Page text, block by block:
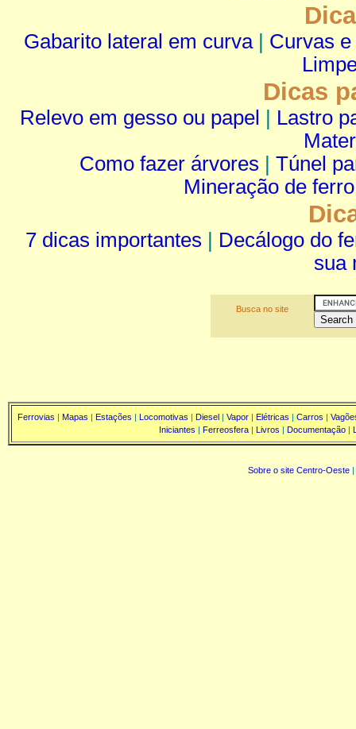
Gabarito lateral em curva| Curvas
Dicas
Relevo em gesso ou papel
Lastro
Como fazer árvores
Túnel
Mineração de ferro
7 dicas importantes
Decálogo do
sua
Busca no site
Ferrovias | Mapas | Estações | Locomotivas | Diesel | Vapor | Elétricas | Carros |
Iniciantes | Ferreosfera| Livros | Documentação|
Sobre o site Centro-Oeste|